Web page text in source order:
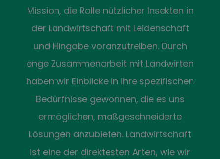
Mission, die Rolle nützlicher Insekten in
der Landwirtschaft mit Leidenschaft
und Hingabe voranzutreiben. Durch
enge Zusammenarbeit mit Landwirten
haben wir Einblicke in ihre spezifischen
Bedürfnisse gewonnen, die es uns
ermöglichen, maßgeschneiderte
Lösungen anzubieten. Landwirtschaft
ist eine der direktesten Arten, wie wir